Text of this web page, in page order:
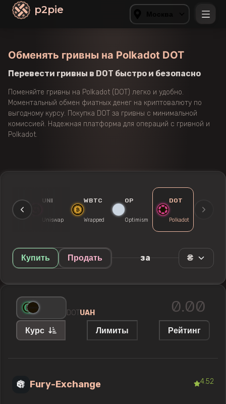
p2pie
Обменять гривны на Polkadot DOT
Перевести гривны в DOT быстро и безопасно
Поменяйте гривны на Polkadot (DOT) легко и удобно.
Моментальный обмен фиатных денег на криптовалюту по
выгодному курсу. Покупка DOT за гривны с минимальной
комиссией. Надежная платформа для операций с гривной и
Polkadot.
MATIC UNI
Uniswap
WBTC
Wrapped
OP
Optimism
DOT
Polkadot
Купить Продать за ₴
DOTUAH
Курс Лимиты Рейтинг
Fury-Exchange 4.52